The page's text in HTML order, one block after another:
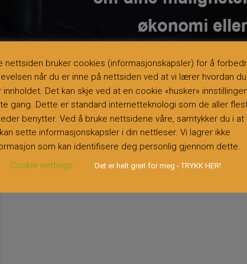
EN KVALITETSKONTROLLERT TJENESTE LEVERT VIA
nettsiden bruker cookies (informasjonskapsler) for å
når du er inne på nettsiden ved at vi lærer hvordan du
innholdet. Det kan skje ved at en cookie «husker»
gang. Dette er standard internetteknologi som de aller
benytter. Ved å bruke nettsidene våre, samtykker du i at
kan sette informasjonskapsler i din nettleser. Vi lagrer ikke
som kan identifisere deg personlig gjennom dette.
Cookie settings
Det er helt greit for meg - TRYKK HER!